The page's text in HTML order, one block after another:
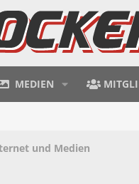
MEDIEN
und Medien